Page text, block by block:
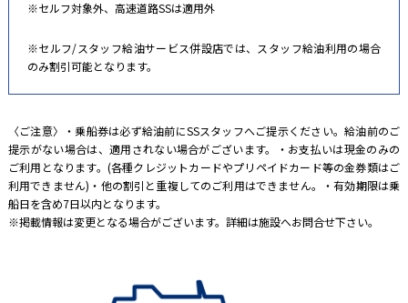
※セルフ対象外、高速道路SSは適用外
※セルフ/スタッフ給油サービス併設店では、スタッフ給油利用の場合
のみ割引可能となります。
〈ご注意〉・乗船券は必ず給油前にSSスタッフへご提示ください。給油前のご
提示がない場合は、適用されない場合がございます。・お支払いは現金のみの
ご利用となります。(各種クレジットカードやプリペイドカード等の金券類はご
利用できません)・他の割引と重複してのご利用はできません。・有効期限は乗
船日を含め7日以内となります。
※掲載情報は変更となる場合がございます。詳細は施設へお問合せ下さい。